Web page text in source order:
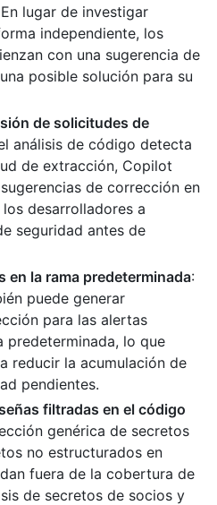
lugar de investigar
independiente, los
con una sugerencia de
posible solución para su
de solicitudes de
análisis de código detecta
de extracción, Copilot
de corrección en
desarrolladores a
seguridad antes de
en la rama predeterminada:
puede generar
para las alertas
predeterminada, lo que
reducir la acumulación de
pendientes.
filtradas en el código
genérica de secretos
no estructurados en
fuera de la cobertura de
de secretos de socios y